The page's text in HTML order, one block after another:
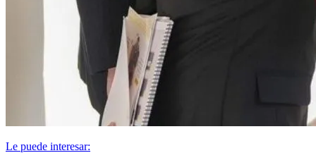
Le puede interesar: